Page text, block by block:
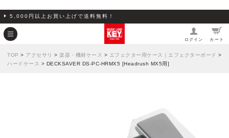
5,000円以上お買い上げで送料無料！
ログイン カート
TOP > アクセサリ > 楽器・機材ケース > エフェクター用ケース｜エフェクターボード >
ハードケース > DECKSAVER DS-PC-HRMX5 [Headrush MX5用]